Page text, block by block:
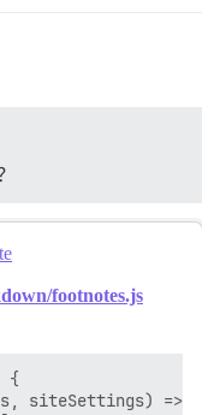
footnotes.js
{
siteSettings) => {